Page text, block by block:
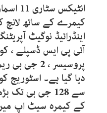
کیمرے کے ساتھ لانچ
آئی پی ایس ڈسپلے ،
دیا گیا ہے۔ اسٹوریج
سے 128 جی بی
کے کیمرہ سیٹ اپ